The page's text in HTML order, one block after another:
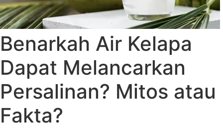
Benarkah Air Kelapa
Dapat Melancarkan
Persalinan? Mitos atau
Fakta?